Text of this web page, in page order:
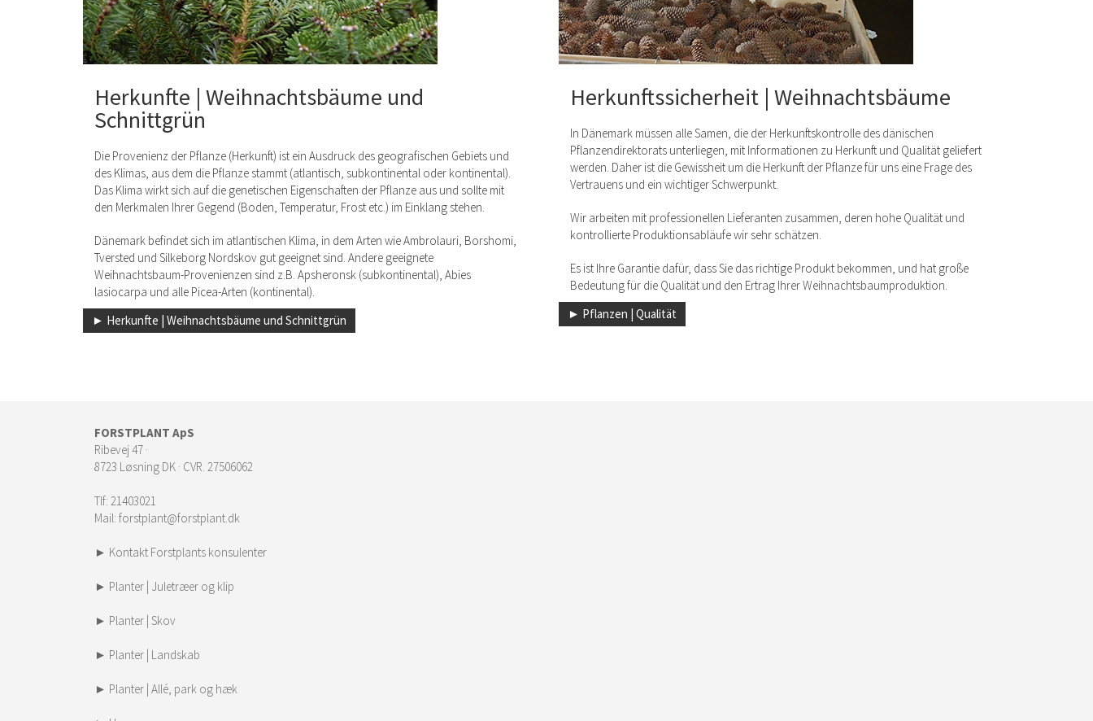
Herkunfte | Weihnachtsbäume und
Schnittgrün
Die Provenienz der Pflanze (Herkunft) ist ein Ausdruck des geografischen Gebiets und
des Klimas, aus dem die Pflanze stammt (atlantisch, subkontinental oder kontinental).
Das Klima wirkt sich auf die genetischen Eigenschaften der Pflanze aus und sollte mit
den Merkmalen Ihrer Gegend (Boden, Temperatur, Frost etc.) im Einklang stehen.
Dänemark befindet sich im atlantischen Klima, in dem Arten wie Ambrolauri, Borshomi,
Tversted und Silkeborg Nordskov gut geeignet sind. Andere geeignete
Weihnachtsbaum-Provenienzen sind z.B. Apsheronsk (subkontinental), Abies
lasiocarpa und alle Picea-Arten (kontinental).
► Herkunfte | Weihnachtsbäume und Schnittgrün
Herkunftssicherheit | Weihnachtsbäume
In Dänemark müssen alle Samen, die der Herkunftskontrolle des dänischen
Pflanzendirektorats unterliegen, mit Informationen zu Herkunft und Qualität geliefert
werden. Daher ist die Gewissheit um die Herkunft der Pflanze für uns eine Frage des
Vertrauens und ein wichtiger Schwerpunkt.
Wir arbeiten mit professionellen Lieferanten zusammen, deren hohe Qualität und
kontrollierte Produktionsabläufe wir sehr schätzen.
Es ist Ihre Garantie dafür, dass Sie das richtige Produkt bekommen, und hat große
Bedeutung für die Qualität und den Ertrag Ihrer Weihnachtsbaumproduktion.
► Pflanzen | Qualität
FORSTPLANT ApS
Ribevej 47 ·
8723 Løsning DK · CVR. 27506062
Tlf: 21403021
Mail: forstplant@forstplant.dk
► Kontakt Forstplants konsulenter
► Planter | Juletræer og klip
► Planter | Skov
► Planter | Landskab
► Planter | Allé, park og hæk